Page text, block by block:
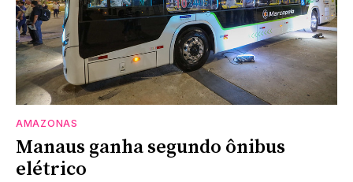
AMAZONAS
Manaus ganha segundo ônibus
elétrico